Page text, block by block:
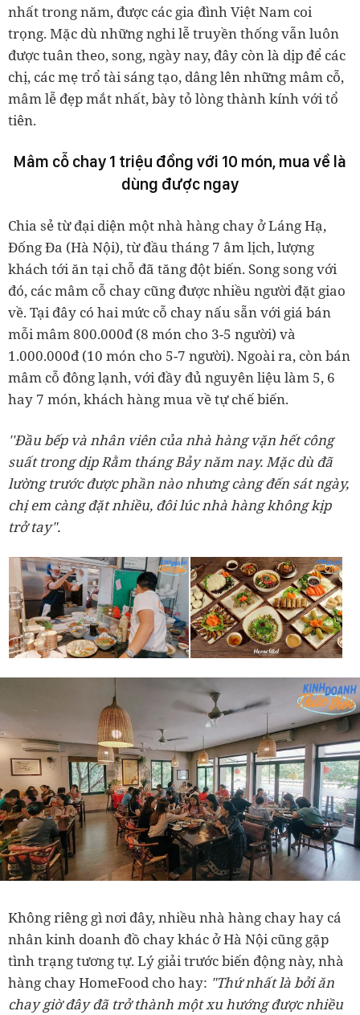
nhất trong năm, được các gia đình Việt Nam coi
trọng. Mặc dù những nghi lễ truyền thống vẫn luôn
được tuân theo, song, ngày nay, đây còn là dịp để các
chị, các mẹ trổ tài sáng tạo, dâng lên những mâm cỗ,
mâm lễ đẹp mắt nhất, bày tỏ lòng thành kính với tổ
tiên.
Mâm cỗ chay 1 triệu đồng với 10 món, mua về là
dùng được ngay
Chia sẻ từ đại diện một nhà hàng chay ở Láng Hạ,
Đống Đa (Hà Nội), từ đầu tháng 7 âm lịch, lượng
khách tới ăn tại chỗ đã tăng đột biến. Song song với
đó, các mâm cỗ chay cũng được nhiều người đặt giao
về. Tại đây có hai mức cỗ chay nấu sẵn với giá bán
mỗi mâm 800.000đ (8 món cho 3-5 người) và
1.000.000đ (10 món cho 5-7 người). Ngoài ra, còn bán
mâm cỗ đông lạnh, với đầy đủ nguyên liệu làm 5, 6
hay 7 món, khách hàng mua về tự chế biến.
''Đầu bếp và nhân viên của nhà hàng vặn hết công
suất trong dịp Rằm tháng Bảy năm nay. Mặc dù đã
lường trước được phần nào nhưng càng đến sát ngày,
chị em càng đặt nhiều, đôi lúc nhà hàng không kịp
trở tay".
Không riêng gì nơi đây, nhiều nhà hàng chay hay cá
nhân kinh doanh đồ chay khác ở Hà Nội cũng gặp
tình trạng tương tự. Lý giải trước biến động này, nhà
hàng chay HomeFood cho hay: "Thứ nhất là bởi ăn
chay giờ đây đã trở thành một xu hướng được nhiều